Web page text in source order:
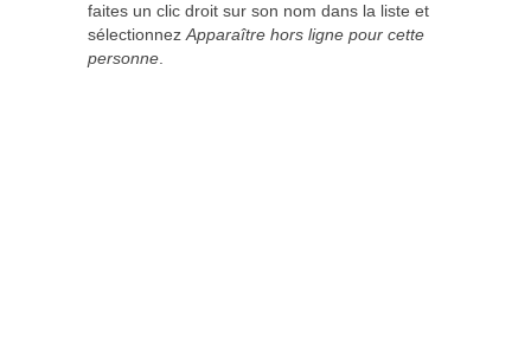
faites un clic droit sur son nom dans la liste et
sélectionnez Apparaître hors ligne pour cette
personne